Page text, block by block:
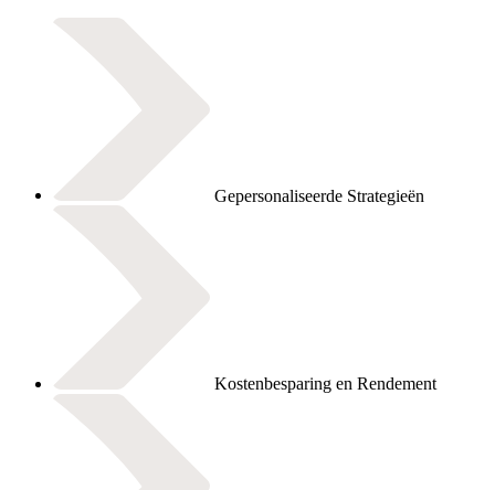
Gepersonaliseerde Strategieën
Kostenbesparing en Rendement